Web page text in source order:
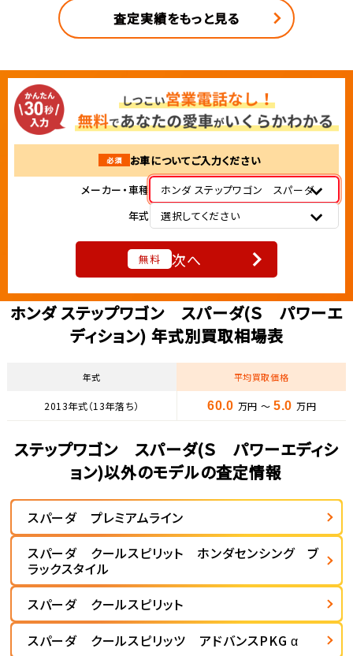
査定実績をもっと見る
必須
お車についてご入力ください
メーカー・車種
ホンダ ステップワゴン スパーダ
年式
選択してください
無料 次へ
ホンダ ステップワゴン スパーダ(Ｓ パワーエ
ディション) 年式別買取相場表
年式 平均買取価格
2013年式（13年落ち） 60.0 万円 ～ 5.0 万円
ステップワゴン スパーダ(Ｓ パワーエディシ
ョン)以外のモデルの査定情報
スパーダ プレミアムライン
スパーダ クールスピリット ホンダセンシング ブ
ラックスタイル
スパーダ クールスピリット
スパーダ クールスピリッツ アドバンスPKG α